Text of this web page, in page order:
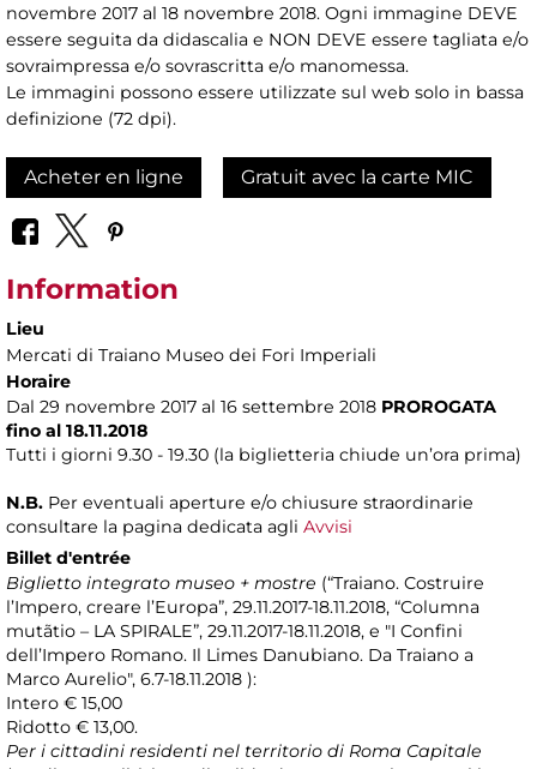
novembre 2017 al 18 novembre 2018. Ogni immagine DEVE
essere seguita da didascalia e NON DEVE essere tagliata e/o
sovraimpressa e/o sovrascritta e/o manomessa.
Le immagini possono essere utilizzate sul web solo in bassa
definizione (72 dpi).
Acheter en ligne Gratuit avec la carte MIC
Information
Lieu
Mercati di Traiano Museo dei Fori Imperiali
Horaire
Dal 29 novembre 2017 al 16 settembre 2018 PROROGATA
fino al 18.11.2018
Tutti i giorni 9.30 - 19.30 (la biglietteria chiude un’ora prima)
N.B. Per eventuali aperture e/o chiusure straordinarie
consultare la pagina dedicata agli Avvisi
Billet d'entrée
Biglietto integrato museo + mostre (“Traiano. Costruire
l’Impero, creare l’Europa”, 29.11.2017-18.11.2018, “Columna
mutãtio – LA SPIRALE”, 29.11.2017-18.11.2018, e "I Confini
dell’Impero Romano. Il Limes Danubiano. Da Traiano a
Marco Aurelio", 6.7-18.11.2018 ):
Intero € 15,00
Ridotto € 13,00.
Per i cittadini residenti nel territorio di Roma Capitale